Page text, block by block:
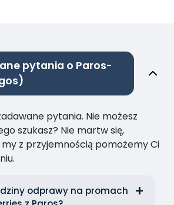
pytania o Paros-
pytania. Nie możesz
szukasz? Nie martw się,
z przyjemnością pomożemy Ci
odprawy na promach